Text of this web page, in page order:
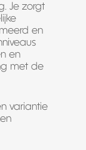
Je zorgt
en
en
met de
variantie